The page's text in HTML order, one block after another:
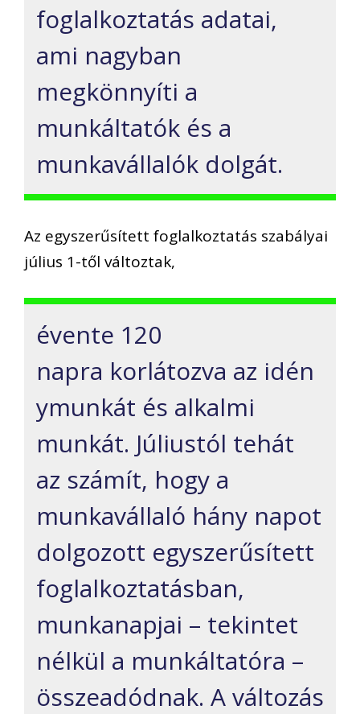
foglalkoztatás adatai,
ami nagyban
megkönnyíti a
munkáltatók és a
munkavállalók dolgát.
Az egyszerűsített foglalkoztatás szabályai
július 1-től változtak,
évente 120
napra korlátozva az idén
ymunkát és alkalmi
munkát. Júliustól tehát
az számít, hogy a
munkavállaló hány napot
dolgozott egyszerűsített
foglalkoztatásban,
munkanapjai – tekintet
nélkül a munkáltatóra –
összeadódnak. A változás